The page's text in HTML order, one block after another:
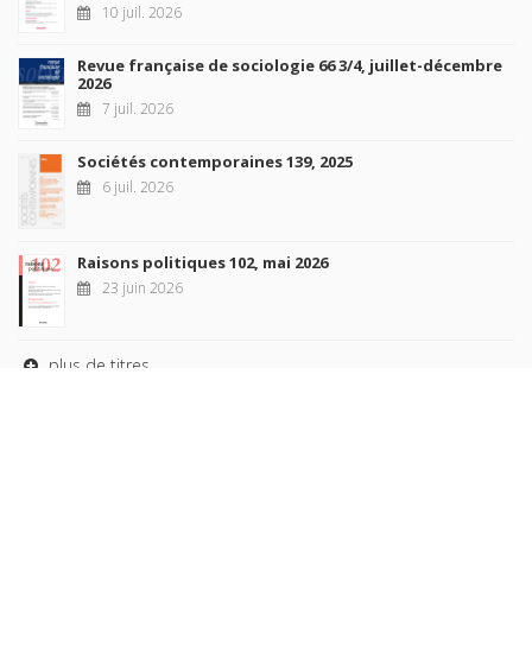
10 juil. 2026
Revue française de sociologie 66 3/4, juillet-décembre
2026
7 juil. 2026
Sociétés contemporaines 139, 2025
6 juil. 2026
Raisons politiques 102, mai 2026
23 juin 2026
plus de titres